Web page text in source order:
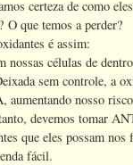
certeza de como
O que temos a perder?
é assim:
células de
sem controle, a
nosso
devemos tomar
que eles possam nos
fácil.